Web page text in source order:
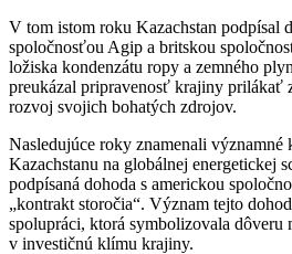
V tom istom roku Kazachstan podpísal
spoločnosťou Agip a britskou
ložiska kondenzátu ropy a zemného
preukázal pripravenosť krajiny prilákať
rozvoj svojich bohatých zdrojov.
Nasledujúce roky znamenali
Kazachstanu na globálnej energetickej
podpísaná dohoda s americkou
„kontrakt storočia“. Význam tejto
spolupráci, ktorá symbolizovala dôveru
v investičnú klímu krajiny.